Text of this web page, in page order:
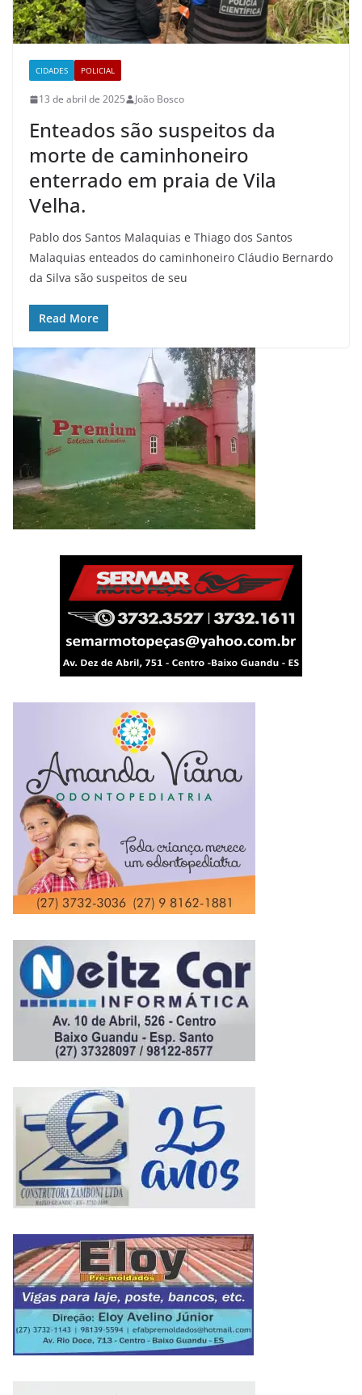
CIDADES POLICIAL
13 de abril de 2025 João Bosco
Enteados são suspeitos da
morte de caminhoneiro
enterrado em praia de Vila
Velha.
Pablo dos Santos Malaquias e Thiago dos Santos
Malaquias enteados do caminhoneiro Cláudio Bernardo
da Silva são suspeitos de seu
Read More